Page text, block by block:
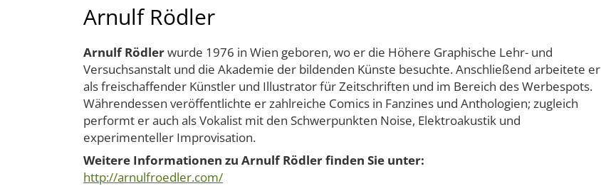
Arnulf Rödler
Arnulf Rödlerwurde 1976 in Wien geboren, wo er die Höhere Graphische Lehr- und
Versuchsanstalt und die Akademie der bildenden Künste besuchte. Anschließend arbeitete er
als freischaffender Künstler und Illustrator für Zeitschriften und im Bereich des Werbespots.
Währendessen veröffentlichte er zahlreiche Comics in Fanzines und Anthologien; zugleich
performt er auch als Vokalist mit den Schwerpunkten Noise, Elektroakustik und
experimenteller Improvisation.
Weitere Informationen zu Arnulf Rödler finden Sie unter:
http://arnulfroedler.com/